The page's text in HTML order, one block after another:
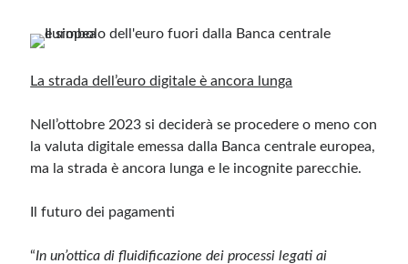
La strada dell’euro digitale è ancora lunga
Nell’ottobre 2023 si deciderà se procedere o meno con
la valuta digitale emessa dalla Banca centrale europea,
ma la strada è ancora lunga e le incognite parecchie.
Il futuro dei pagamenti
“In un’ottica di fluidificazione dei processi legati ai